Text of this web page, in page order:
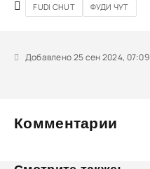
FUDI CHUT ФУДИ ЧУТ
Добавлено 25 сен 2024, 07:09
Комментарии